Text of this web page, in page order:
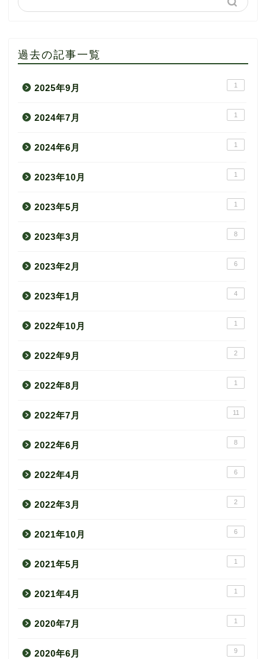
過去の記事一覧
2025年9月 1
2024年7月 1
2024年6月 1
2023年10月 1
2023年5月 1
2023年3月 8
2023年2月 6
2023年1月 4
2022年10月 1
2022年9月 2
2022年8月 1
2022年7月 11
2022年6月 8
2022年4月 6
2022年3月 2
2021年10月 6
2021年5月 1
2021年4月 1
2020年7月 1
2020年6月 9